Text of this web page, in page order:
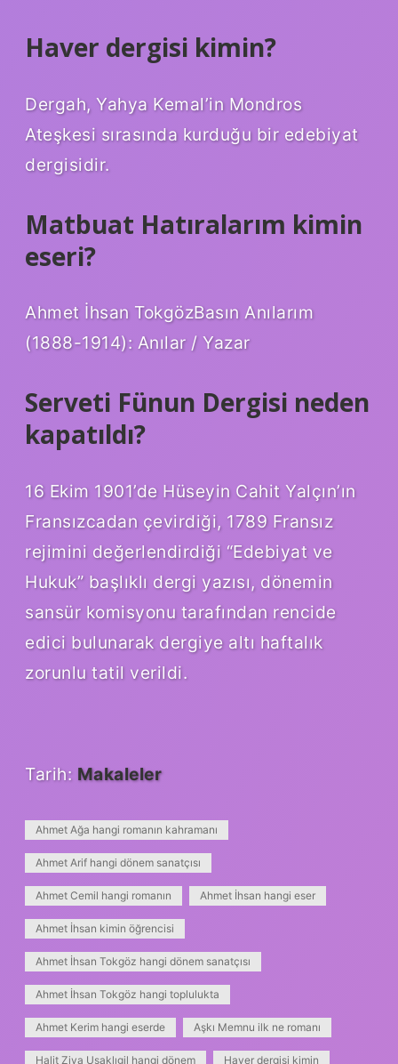
Haver dergisi kimin?
Dergah, Yahya Kemal’in Mondros
Ateşkesi sırasında kurduğu bir edebiyat
dergisidir.
Matbuat Hatıralarım kimin
eseri?
Ahmet İhsan TokgözBasın Anılarım
(1888-1914): Anılar / Yazar
Serveti Fünun Dergisi neden
kapatıldı?
16 Ekim 1901’de Hüseyin Cahit Yalçın’ın
Fransızcadan çevirdiği, 1789 Fransız
rejimini değerlendirdiği “Edebiyat ve
Hukuk” başlıklı dergi yazısı, dönemin
sansür komisyonu tarafından rencide
edici bulunarak dergiye altı haftalık
zorunlu tatil verildi.
Tarih: Makaleler
Ahmet Ağa hangi romanın kahramanı
Ahmet Arif hangi dönem sanatçısı
Ahmet Cemil hangi romanın Ahmet İhsan hangi eser
Ahmet İhsan kimin öğrencisi
Ahmet İhsan Tokgöz hangi dönem sanatçısı
Ahmet İhsan Tokgöz hangi toplulukta
Ahmet Kerim hangi eserde Aşkı Memnu ilk ne romanı
Halit Ziya Uşaklıgil hangi dönem Haver dergisi kimin